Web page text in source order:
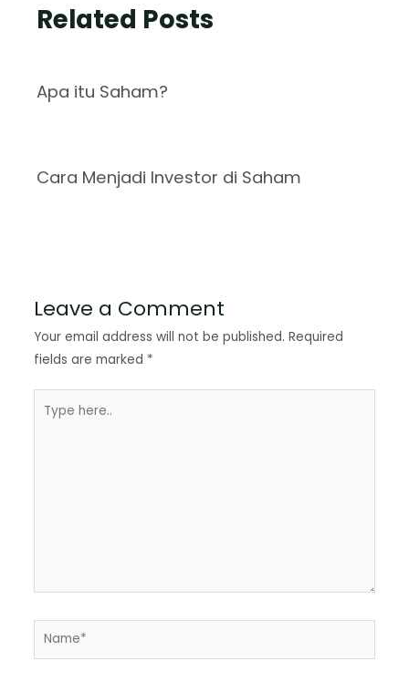
Related Posts
Apa itu Saham?
Cara Menjadi Investor di Saham
Leave a Comment
Your email address will not be published. Required
fields are marked *